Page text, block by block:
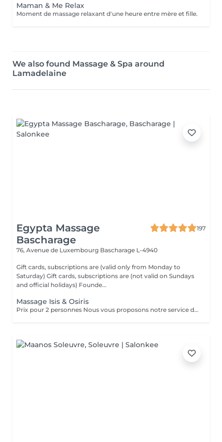
Maman & Me Relax
Moment de massage relaxant d'une heure entre mère et fille.
We also found Massage & Spa around
Lamadelaine
Egypta Massage
Bascharage
197
76, Avenue de Luxembourg Bascharage L-4940
Gift cards, subscriptions are (valid only from Monday to
Saturday) Gift cards, subscriptions are (not valid on Sundays
and official holidays) Founde...
Massage Isis & Osiris
Prix pour 2 personnes Nous vous proposons notre service de massage pour couples. Le massage en couple vous permet de profiter de notre massothérapie en compagnie de votre conjoint dans une seule pièce. Cela permettrait aux couples d'en profiter doublement. Le couple bénéficie d'un moment en or pour renouer avec l'autre et ils peuvent apprendre comment prendre soin l'un de l'autre ou se mettre à l'aise mutuellement.